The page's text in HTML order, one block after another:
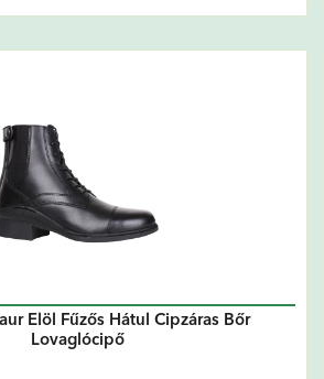
Elöl Fűzős Hátul Cipzáras Bőr
Lovaglócipő